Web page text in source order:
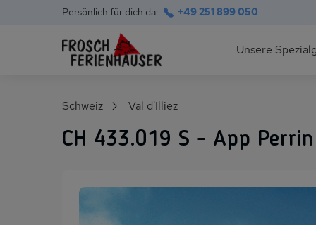
Persönlich für dich da: +49 251 899 050
Hauptnavigation
Unsere
Polnische Ostsee
Schweiz Val d'Illiez
CH 433.019 S - App Perrin